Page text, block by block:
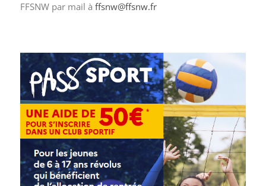
FFSNW par mail à ffsnw@ffsnw.fr